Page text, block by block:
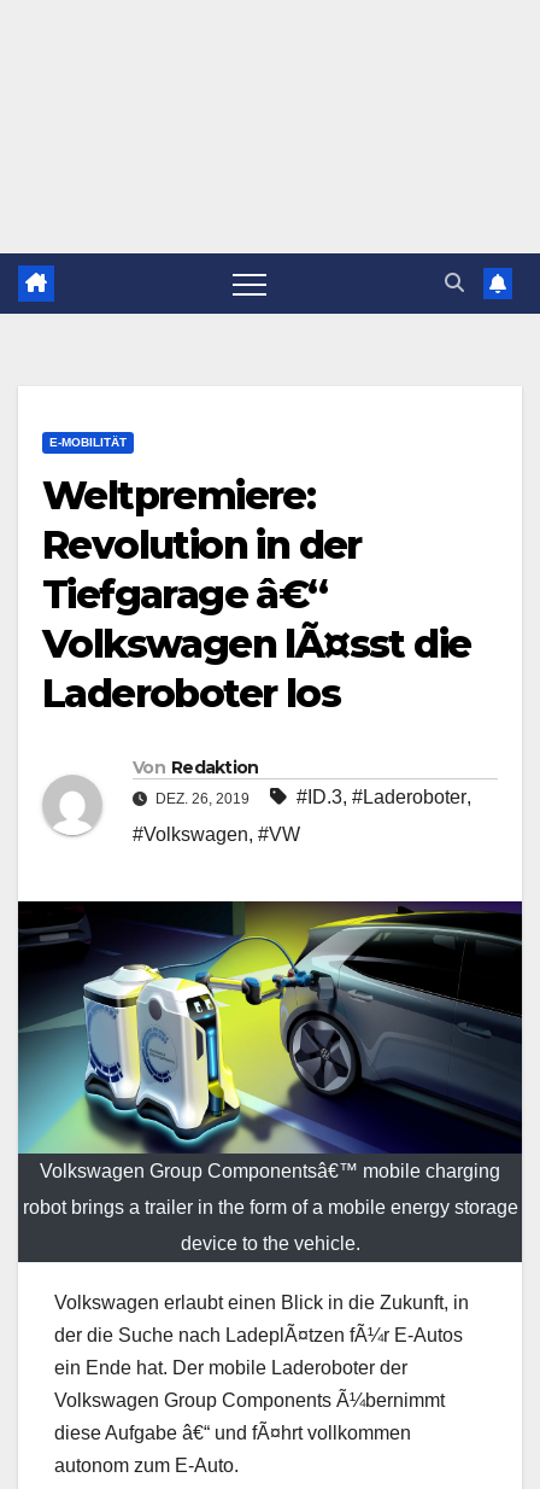
E-MOBILITÄT
Weltpremiere:
Revolution in der
Tiefgarage â€“
Volkswagen lÃ¤sst die
Laderoboter los
Von Redaktion
DEZ. 26, 2019 #ID.3, #Laderoboter,
#Volkswagen, #VW
Volkswagen Group Componentsâ€™ mobile charging
robot brings a trailer in the form of a mobile energy storage
device to the vehicle.
Volkswagen erlaubt einen Blick in die Zukunft, in
der die Suche nach LadeplÃ¤tzen fÃ¼r E-Autos
ein Ende hat. Der mobile Laderoboter der
Volkswagen Group Components Ã¼bernimmt
diese Aufgabe â€“ und fÃ¤hrt vollkommen
autonom zum E-Auto.